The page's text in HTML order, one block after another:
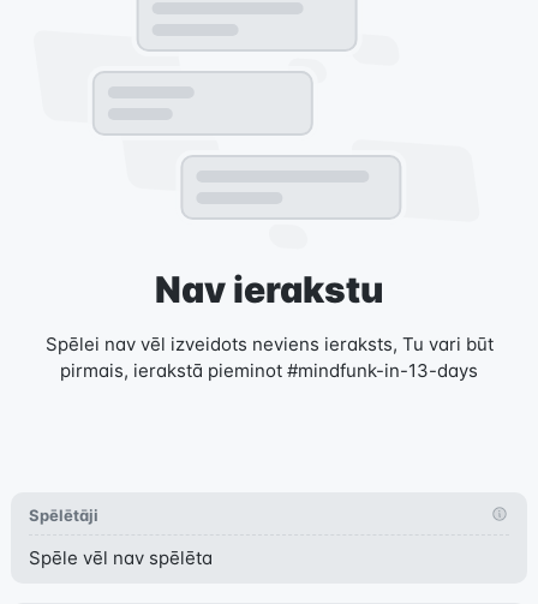
Nav ierakstu
Spēlei nav vēl izveidots neviens ieraksts, Tu vari būt
pirmais, ierakstā pieminot #mindfunk-in-13-days
Spēlētāji
Spēle vēl nav spēlēta